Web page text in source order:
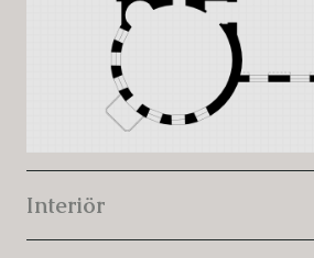
Interiör